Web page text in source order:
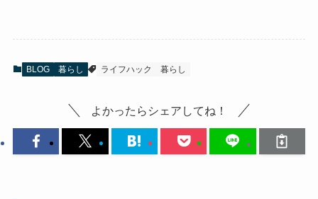
BLOG 暮らし ライフハック 暮らし
よかったらシェアしてね！